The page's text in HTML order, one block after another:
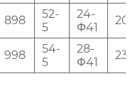
898
52-
5
24-
Φ41
998
54-
5
28-
Φ41